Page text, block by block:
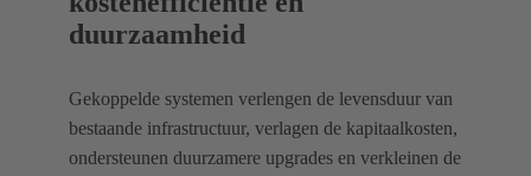
duurzaamheid
Gekoppelde systemen verlengen de levensduur van
bestaande infrastructuur, verlagen de kapitaalkosten,
ondersteunen duurzamere upgrades en verkleinen de